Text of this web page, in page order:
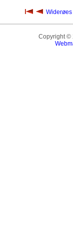
Widerøes
Copyright ©